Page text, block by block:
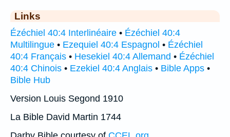
Links
Ézéchiel 40:4 Interlinéaire • Ézéchiel 40:4
Multilingue • Ezequiel 40:4 Espagnol • Ézéchiel
40:4 Français • Hesekiel 40:4 Allemand • Ézéchiel
40:4 Chinois • Ezekiel 40:4 Anglais • Bible Apps •
Bible Hub
Version Louis Segond 1910
La Bible David Martin 1744